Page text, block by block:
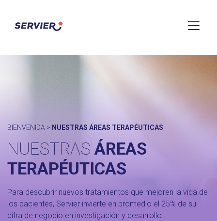
BIENVENIDA > NUESTRAS ÁREAS TERAPÉUTICAS
NUESTRASÁREAS
TERAPÉUTICAS
Para descubrir nuevos tratamientos que mejoren la vida de
los pacientes, Servier invierte en promedio el 25% de su
cifra de negocio en investigación y desarrollo.